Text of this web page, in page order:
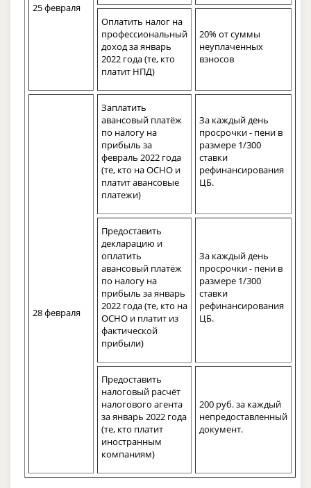
25 февраля
Оплатить налог на
профессиональный
доход за январь
2022 года (те, кто
платит НПД)
20% от суммы
неуплаченных
взносов
28 февраля
Заплатить
авансовый платёж
по налогу на
прибыль за
февраль 2022 года
(те, кто на ОСНО и
платит авансовые
платежи)
За каждый день
просрочки - пени в
размере 1/300
ставки
рефинансирования
ЦБ.
Предоставить
декларацию и
оплатить
авансовый платёж
по налогу на
прибыль за январь
2022 года (те, кто на
ОСНО и платит из
фактической
прибыли)
За каждый день
просрочки - пени в
размере 1/300
ставки
рефинансирования
ЦБ.
Предоставить
налоговый расчёт
налогового агента
за январь 2022 года
(те, кто платит
иностранным
компаниям)
200 руб. за каждый
непредоставленный
документ.